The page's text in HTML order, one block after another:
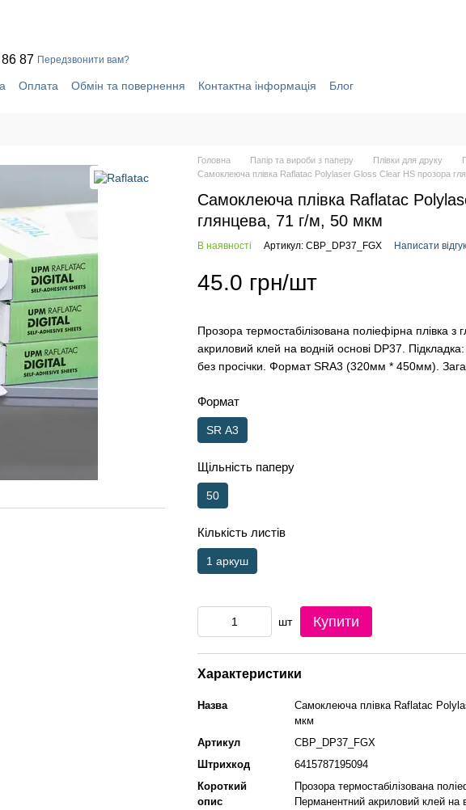
87 Передзвонити вам?
Оплата Обмін та повернення Контактна інформація
Блог
Головна Папір та вироби з паперу Плівки для друку
Самоклеюча плівка Raflatac Polylaser Gloss Clear HS прозора
Самоклеюча плівка Raflatac
глянцева, 71 г/м, 50 мкм
В наявності Артикул: CBP_DP37_FGX Написати відгук
45.0 грн/шт
Прозора термостабілізована поліефірна плівка
акриловий клей на водній основі DP37.
без просічки. Формат SRA3 (320мм * 450мм).
Формат
SR А3
Щільність паперу
50
Кількість листів
1 аркуш
шт Купити
Характеристики
Назва
Самоклеюча плівка Raflatac
мкм
Артикул
CBP_DP37_FGX
Штрихкод
6415787195094
Короткий
опис
Прозора термостабілізована
Перманентний акриловий клей на